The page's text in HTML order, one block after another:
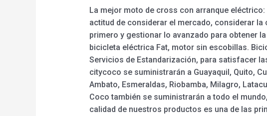
La mejor moto de cross con arranque
actitud de considerar el mercado, considerar
primero y gestionar lo avanzado para obtener
bicicleta eléctrica Fat, motor sin escobillas.
Servicios de Estandarización, para satisfacer
citycoco se suministrarán a Guayaquil, Quito,
Ambato, Esmeraldas, Riobamba, Milagro,
Coco también se suministrarán a todo el
calidad de nuestros productos es una de las